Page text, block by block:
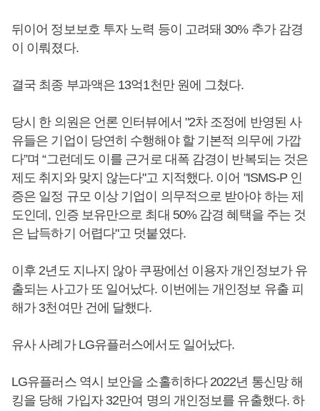
뒤이어 정보보호 투자 노력 등이 고려돼 30% 추가 감경
이 이뤄졌다.
결국 최종 부과액은 13억1천만 원에 그쳤다.
당시 한 의원은 언론 인터뷰에서 "2차 조정에 반영된 사
유들은 기업이 당연히 수행해야 할 기본적 의무에 가깝
다”며 “그런데도 이를 근거로 대폭 감경이 반복되는 것은
제도 취지와 맞지 않는다"고 지적했다. 이어 "ISMS-P 인
증은 일정 규모 이상 기업이 의무적으로 받아야 하는 제
도인데, 인증 보유만으로 최대 50% 감경 혜택을 주는 것
은 납득하기 어렵다"고 덧붙였다.
이후 2년도 지나지 않아 쿠팡에선 이용자 개인정보가 유
출되는 사고가 또 일어났다. 이번에는 개인정보 유출 피
해가 3천여만 건에 달했다.
유사 사례가 LG유플러스에서도 일어났다.
LG유플러스 역시 보안을 소홀히하다 2022년 통신망 해
킹을 당해 가입자 32만여 명의 개인정보를 유출했다. 하